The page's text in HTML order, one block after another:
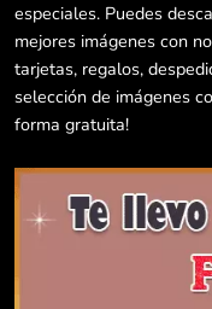
especiales. Puedes
mejores imágenes con
tarjetas, regalos,
selección de imágenes
forma gratuita!